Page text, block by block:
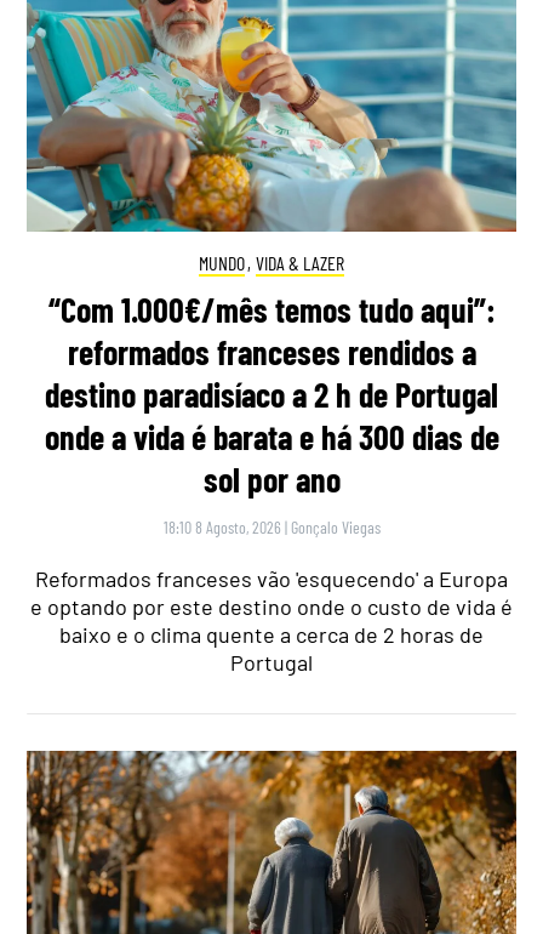
MUNDO, VIDA & LAZER
“Com 1.000€/mês temos tudo aqui”:
reformados franceses rendidos a
destino paradisíaco a 2 h de Portugal
onde a vida é barata e há 300 dias de
sol por ano
18:10 8 Agosto, 2026 | Gonçalo Viegas
Reformados franceses vão 'esquecendo' a Europa
e optando por este destino onde o custo de vida é
baixo e o clima quente a cerca de 2 horas de
Portugal